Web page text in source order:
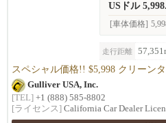
USドル
[車体価格]
走行距離
スペシャル価格!! $5,998 クリーン
Gulliver USA, Inc.
[TEL] +1 (888) 585-8802
[ライセンス] California Car Dealer